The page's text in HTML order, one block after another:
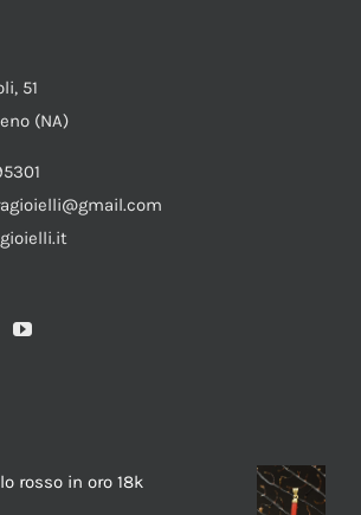
51
(NA)
rosso in oro 18k